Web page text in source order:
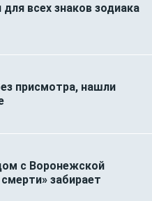
всех знаков зодиака
присмотра, нашли
с Воронежской
забирает